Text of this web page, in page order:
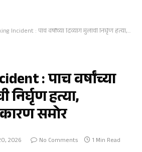
Incident : पाच वर्षांच्या दिव्यांग मुलाची निर्घृण हत्या, धक्कादायक कारण समोर
: पाच वर्षांच्या
निर्घृण हत्या,
समोर
2026 No Comments 1 Min Read